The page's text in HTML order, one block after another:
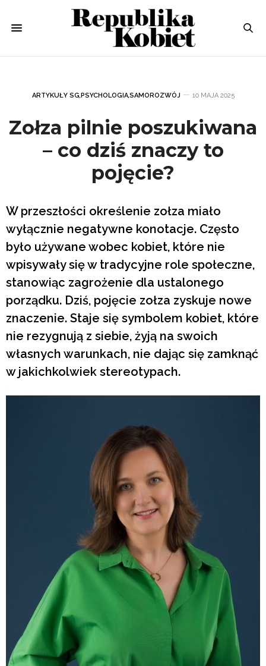
ARTYKUŁY SG,PSYCHOLOGIA,SAMOROZWÓJ 10 MAJA 2025
Zołza pilnie poszukiwana
– co dziś znaczy to
pojęcie?
W przeszłości określenie zołza miało
wyłącznie negatywne konotacje. Często
było używane wobec kobiet, które nie
wpisywały się w tradycyjne role społeczne,
stanowiąc zagrożenie dla ustalonego
porządku. Dziś, pojęcie zołza zyskuje nowe
znaczenie. Staje się symbolem kobiet, które
nie rezygnują z siebie, żyją na swoich
własnych warunkach, nie dając się zamknąć
w jakichkolwiek stereotypach.